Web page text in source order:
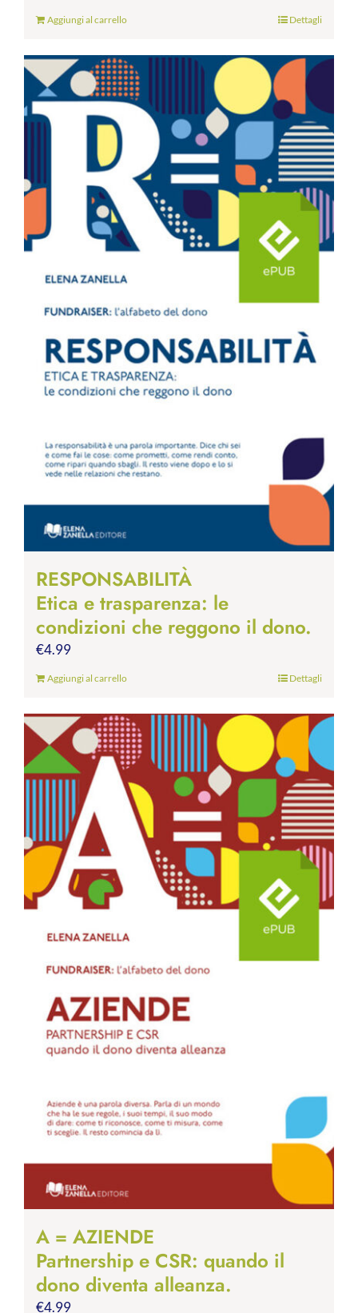
Aggiungi al carrello Dettagli
RESPONSABILITÀ
Etica e trasparenza: le
condizioni che reggono il dono.
€4.99
Aggiungi al carrello Dettagli
A = AZIENDE
Partnership e CSR: quando il
dono diventa alleanza.
€4.99